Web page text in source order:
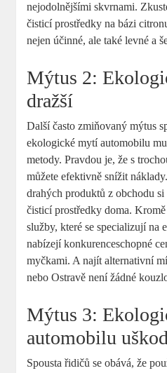
nejodolnějšími skvrnami.
čisticí prostředky na bázi
nejen účinné, ale také levné a
Mýtus 2:
dražší
Další často zmiňovaný mýtus
ekologické mytí automobilu
metody. Pravdou je, že s
můžete efektivně snížit
drahých produktů z obchodu
čisticí prostředky doma.
služby, které se specializují na
nabízejí konkurenceschopné
myčkami. A najít alternativní
nebo Ostravě není žádné
Mýtus 3:
automobilu
Spousta řidičů se obává, že